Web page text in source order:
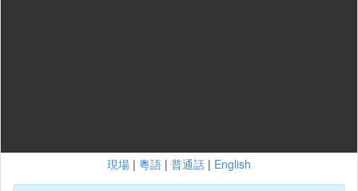
現場 | 粵語 | 普通話 | English